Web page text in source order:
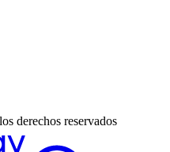
derechos reservados